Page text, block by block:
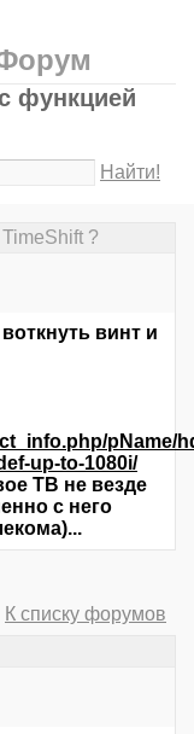
функцией
Найти!
?
винт и
pName/
up-to-1080i/
ТВ не везде
с него
К списку форумов